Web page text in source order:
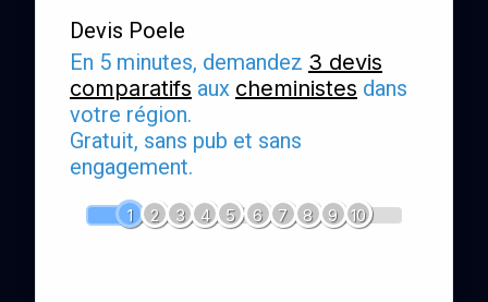
Devis Poele
En 5 minutes, demandez 3 devis
comparatifs aux cheministes dans
votre région.
Gratuit, sans pub et sans
engagement.
1 2 3 4 5 6 7 8 9 10